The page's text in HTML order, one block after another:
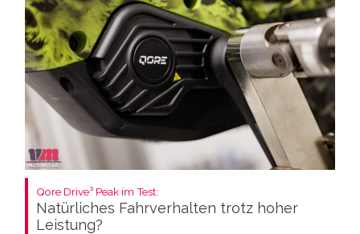
Qore Drive³ Peak im Test:
Natürliches Fahrverhalten trotz hoher
Leistung?